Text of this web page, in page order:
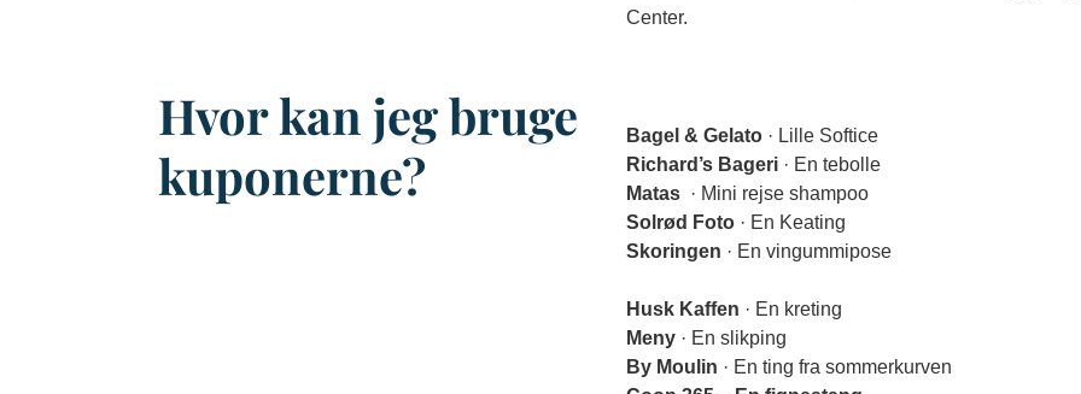
Center.
Hvor kan jeg bruge
kuponerne?
Bagel & Gelato · Lille Softice
Richard’s Bageri · En tebolle
Matas · Mini rejse shampoo
Solrød Foto · En Keating
Skoringen · En vingummipose
Husk Kaffen · En kreting
Meny · En slikping
By Moulin · En ting fra sommerkurven